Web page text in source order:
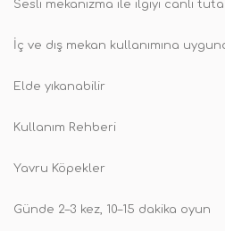
Sesli mekanizma ile ilgiyi canlı
İç ve dış mekan kullanımına
Elde yıkanabilir
Kullanım Rehberi
Yavru Köpekler
Günde 2–3 kez, 10–15 dakika oyun